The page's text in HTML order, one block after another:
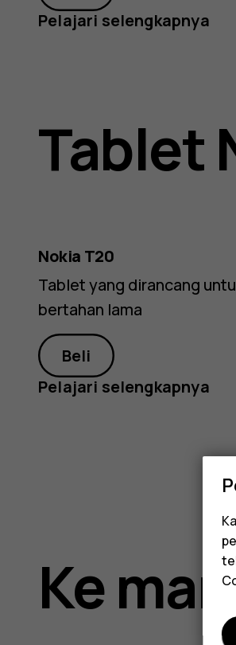
Official
Pelajari selengkapnya
Tablet
Nokia T20
Tablet yang dirancang
bertahan lama
Beli
Pelajari selengkapnya
Ke